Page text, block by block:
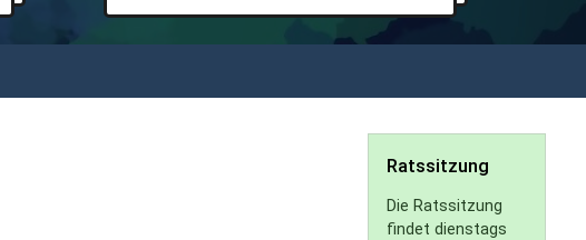
Ratssitzung
Die Ratssitzung
findet dienstags